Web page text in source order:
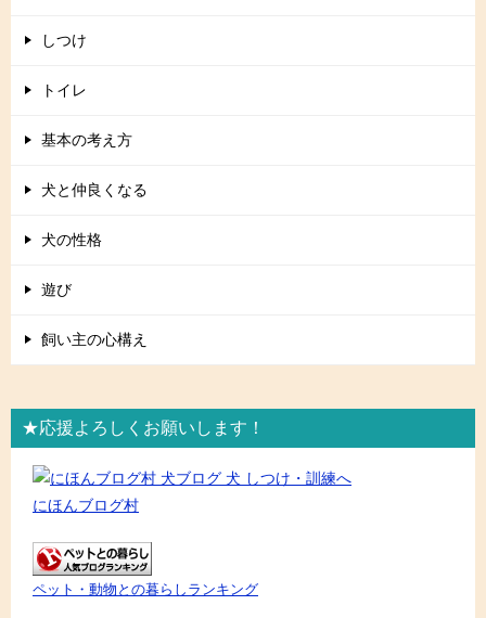
しつけ
トイレ
基本の考え方
犬と仲良くなる
犬の性格
遊び
飼い主の心構え
★応援よろしくお願いします！
にほんブログ村
ペット・動物との暮らしランキング